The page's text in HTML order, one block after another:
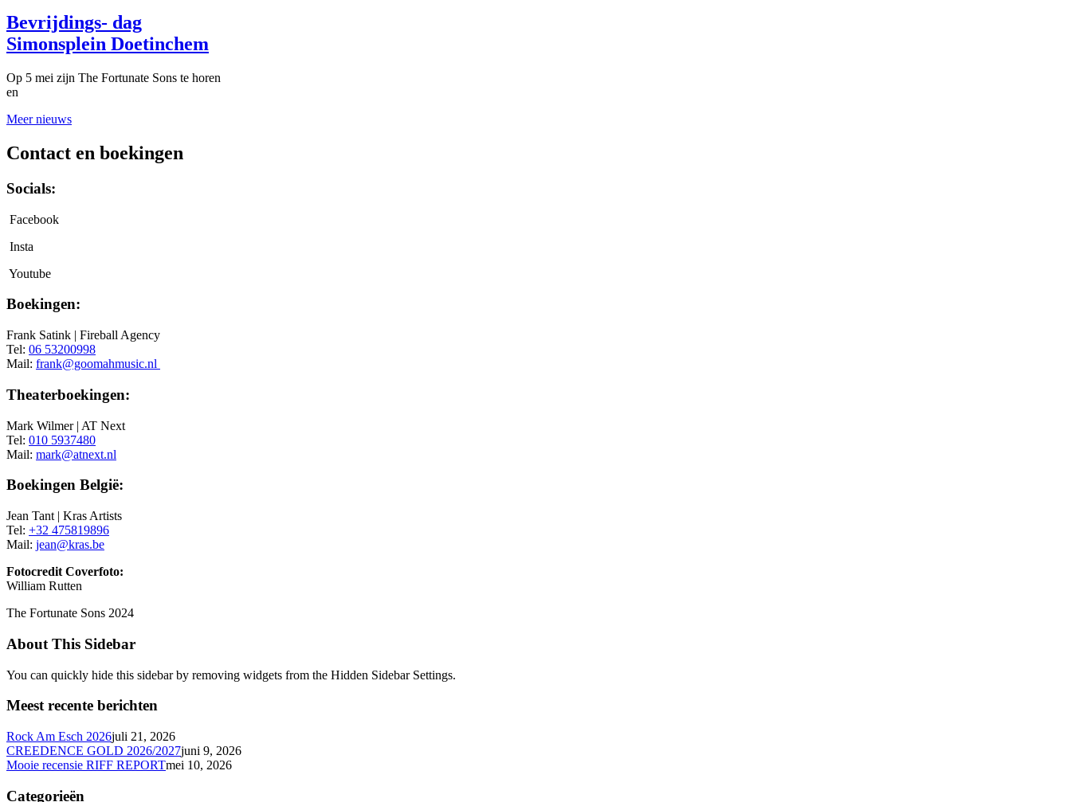
Bevrijdings- dag
Simonsplein Doetinchem
Op 5 mei zijn The Fortunate Sons te horen
en
Meer nieuws
Contact en boekingen
Socials:
Facebook
Insta
Youtube
Boekingen:
Frank Satink | Fireball Agency
Tel: 06 53200998
Mail: frank@goomahmusic.nl
Theaterboekingen:
Mark Wilmer | AT Next
Tel: 010 5937480
Mail: mark@atnext.nl
Boekingen België:
Jean Tant | Kras Artists
Tel: +32 475819896
Mail: jean@kras.be
Fotocredit Coverfoto:
William Rutten
The Fortunate Sons 2024
About This Sidebar
You can quickly hide this sidebar by removing widgets from the Hidden Sidebar Settings.
Meest recente berichten
Rock Am Esch 2026juli 21, 2026
CREEDENCE GOLD 2026/2027juni 9, 2026
Mooie recensie RIFF REPORTmei 10, 2026
Categorieën